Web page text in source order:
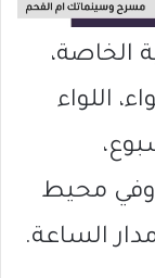
الخاصة،
اللواء
وفي محيط
الساعة.